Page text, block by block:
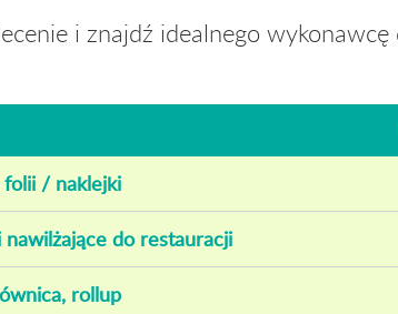
i znajdź idealnego
/ naklejki
nawilżające do restauracji
rollup